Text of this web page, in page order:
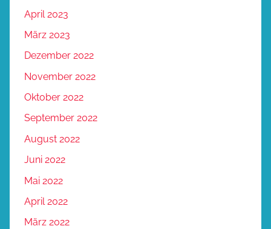
April 2023
März 2023
Dezember 2022
November 2022
Oktober 2022
September 2022
August 2022
Juni 2022
Mai 2022
April 2022
März 2022